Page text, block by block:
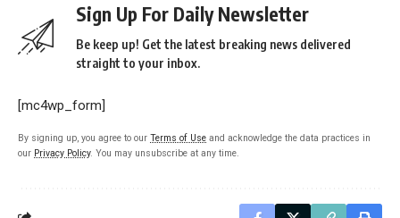
Sign Up For Daily Newsletter
Be keep up! Get the latest breaking news delivered
straight to your inbox.
[mc4wp_form]
By signing up, you agree to our Terms of Use and acknowledge the data practices in
our Privacy Policy. You may unsubscribe at any time.